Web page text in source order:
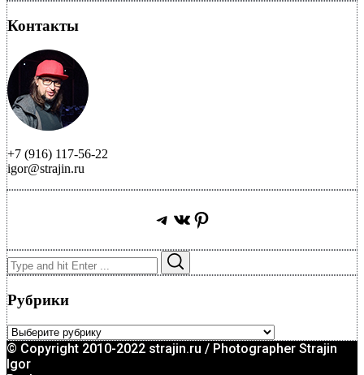
Контакты
+7 (916) 117-56-22
igor@strajin.ru
Telegram
ВКонтакте
Pinterest
Search
for:
Рубрики
Рубрики
© Copyright 2010-2022 strajin.ru / Photographer Strajin
Igor